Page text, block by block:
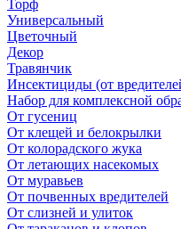
Торф
Универсальный
Цветочный
Декор
Травянчик
Инсектициды (от
Набор для комплексной
От гусениц
От клещей и белокрылки
От колорадского жука
От летающих насекомых
От муравьев
От почвенных вредителей
От слизней и улиток